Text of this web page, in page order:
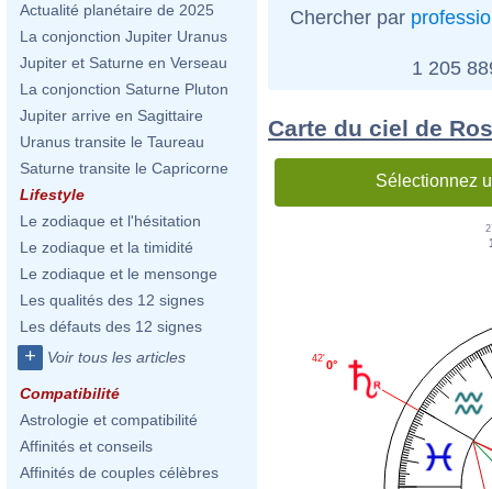
Actualité planétaire de 2025
La conjonction Jupiter Uranus
Jupiter et Saturne en Verseau
La conjonction Saturne Pluton
Jupiter arrive en Sagittaire
Uranus transite le Taureau
Saturne transite le Capricorne
Lifestyle
Le zodiaque et l'hésitation
Le zodiaque et la timidité
Le zodiaque et le mensonge
Les qualités des 12 signes
Les défauts des 12 signes
+ Voir tous les articles
Compatibilité
Astrologie et compatibilité
Affinités et conseils
Affinités de couples célèbres
Chercher par
1 205
Carte du ciel de
Sélectionnez
0°
42'